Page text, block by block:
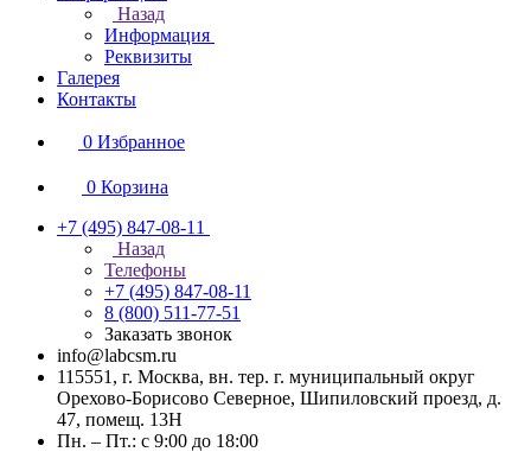
Назад
Информация
Реквизиты
Галерея
Контакты
0 Избранное
0 Корзина
+7 (495) 847-08-11
Назад
Телефоны
+7 (495) 847-08-11
8 (800) 511-77-51
Заказать звонок
info@labcsm.ru
115551, г. Москва, вн. тер. г. муниципальный округ
Орехово-Борисово Северное, Шипиловский проезд, д.
47, помещ. 13Н
Пн. – Пт.: с 9:00 до 18:00